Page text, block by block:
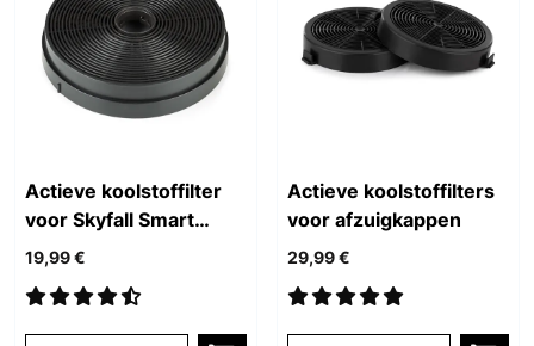
Actieve koolstoffilter
voor Skyfall Smart
afzuigkappen
19,99 €
Actieve koolstoffilters
voor afzuigkappen
29,99 €